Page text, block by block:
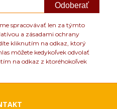
Odoberať
spracovávať len za týmto
a zásadami ochrany
kliknutím na odkaz, ktorý
môžete kedykoľvek odvolať
na odkaz z ktoréhokoľvek